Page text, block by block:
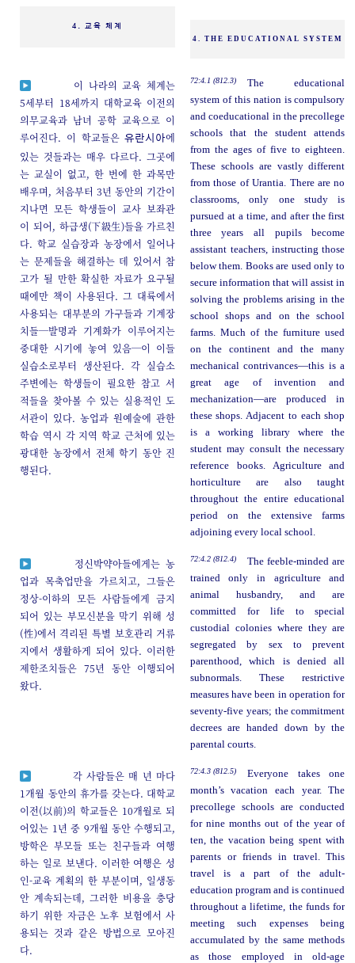
4. 교육 체계
4. THE EDUCATIONAL SYSTEM
이 나라의 교육 체계는
5세부터 18세까지 대학교육 이전의
의무교육과 남녀 공학 교육으로 이
루어진다. 이 학교들은유란시아에
있는 것들과는 매우 다르다. 그곳에
는 교실이 없고, 한 번에 한 과목만
배우며, 처음부터 3년 동안의 기간이
지나면 모든 학생들이 교사 보좌관
이 되어, 하급생(下級生)들을 가르친
다. 학교 실습장과 농장에서 일어나
는 문제들을 해결하는 데 있어서 참
고가 될 만한 확실한 자료가 요구될
때에만 책이 사용된다. 그 대륙에서
사용되는 대부분의 가구들과 기계장
치들─발명과 기계화가 이루어지는
중대한 시기에 놓여 있음─이 이들
실습소로부터 생산된다. 각 실습소
주변에는 학생들이 필요한 참고 서
적들을 찾아볼 수 있는 실용적인 도
서관이 있다. 농업과 원예술에 관한
학습 역시 각 지역 학교 근처에 있는
광대한 농장에서 전체 학기 동안 진
행된다.
72:4.1 (812.3)
The educational
system of this nation is compulsory
and coeducational in the precollege
schools that the student attends
from the ages of five to eighteen.
These schools are vastly different
from those of Urantia. There are no
classrooms, only one study is
pursued at a time, and after the first
three years all pupils become
assistant teachers, instructing those
below them. Books are used only to
secure information that will assist in
solving the problems arising in the
school shops and on the school
farms. Much of the furniture used
on the continent and the many
mechanical contrivances—this is a
great age of invention and
mechanization—are produced in
these shops. Adjacent to each shop
is a working library where the
student may consult the necessary
reference books. Agriculture and
horticulture are also taught
throughout the entire educational
period on the extensive farms
adjoining every local school.
정신박약아들에게는 농
업과 목축업만을 가르치고, 그들은
정상-이하의 모든 사람들에게 금지
되어 있는 부모신분을 막기 위해 성
(性)에서 격리된 특별 보호관리 거류
지에서 생활하게 되어 있다. 이러한
제한조치들은 75년 동안 이행되어
왔다.
72:4.2 (812.4)
The feeble-minded are
trained only in agriculture and
animal husbandry, and are
committed for life to special
custodial colonies where they are
segregated by sex to prevent
parenthood, which is denied all
subnormals. These restrictive
measures have been in operation for
seventy-five years; the commitment
decrees are handed down by the
parental courts.
각 사람들은 매 년 마다
1개월 동안의 휴가를 갖는다. 대학교
이전(以前)의 학교들은 10개월로 되
어있는 1년 중 9개월 동안 수행되고,
방학은 부모들 또는 친구들과 여행
하는 일로 보낸다. 이러한 여행은 성
인-교육 계획의 한 부분이며, 일생동
안 계속되는데, 그러한 비용을 충당
하기 위한 자금은 노후 보험에서 사
용되는 것과 같은 방법으로 모아진
다.
72:4.3 (812.5)
Everyone takes one
month’s vacation each year. The
precollege schools are conducted
for nine months out of the year of
ten, the vacation being spent with
parents or friends in travel. This
travel is a part of the adult-
education program and is continued
throughout a lifetime, the funds for
meeting such expenses being
accumulated by the same methods
as those employed in old-age